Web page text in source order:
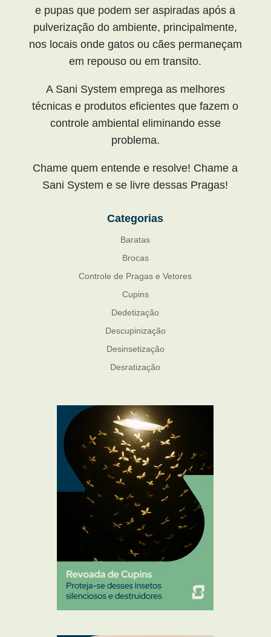
e pupas que podem ser aspiradas após a
pulverização do ambiente, principalmente,
nos locais onde gatos ou cães permaneçam
em repouso ou em transito.
A Sani System emprega as melhores
técnicas e produtos eficientes que fazem o
controle ambiental eliminando esse
problema.
Chame quem entende e resolve! Chame a
Sani System e se livre dessas Pragas!
Categorias
Baratas
Brocas
Controle de Pragas e Vetores
Cupins
Dedetização
Descupinização
Desinsetização
Desratização
Mosquito Mist
Mosquitos
Percevejo de Cama
Pulgas e Carrapatos
Ratos
Sanitização
Traças